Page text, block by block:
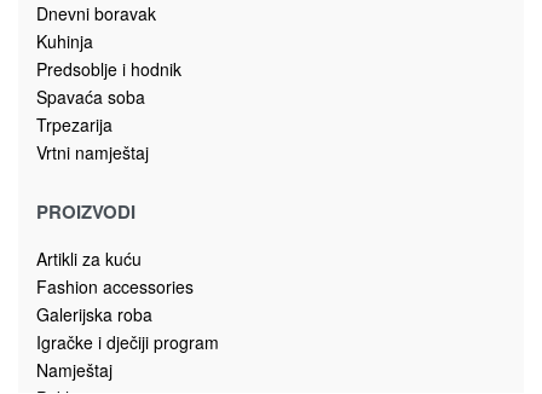
Dnevni boravak
Kuhinja
Predsoblje i hodnik
Spavaća soba
Trpezarija
Vrtni namještaj
PROIZVODI
Artikli za kuću
Fashion accessories
Galerijska roba
Igračke i dječiji program
Namještaj